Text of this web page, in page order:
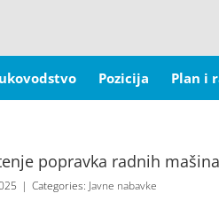
Pozicija Plan i
popravka radnih
| Categories: Javne nabavke